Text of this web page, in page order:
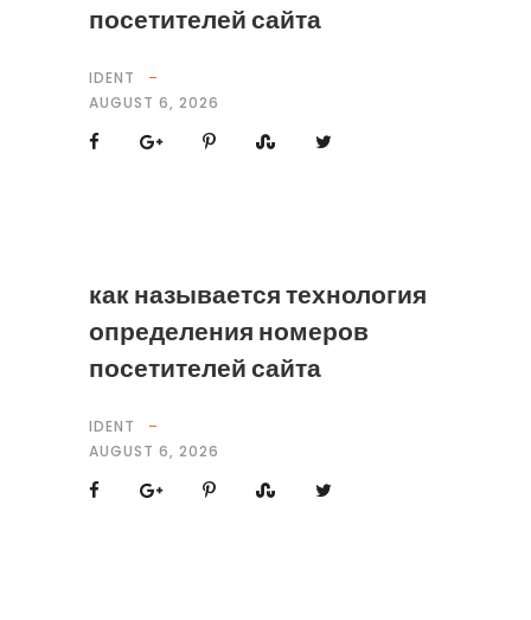
посетителей сайта
IDENT
AUGUST 6, 2026
как называется технология
определения номеров
посетителей сайта
IDENT
AUGUST 6, 2026